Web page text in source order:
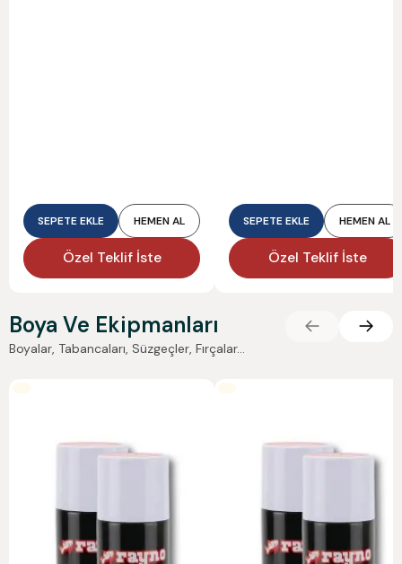
SEPETE EKLE HEMEN AL
Özel Teklif İste
SEPETE EKLE HEMEN AL
Özel Teklif İste
Boya Ve Ekipmanları
Boyalar, Tabancaları, Süzgeçler, Fırçalar...